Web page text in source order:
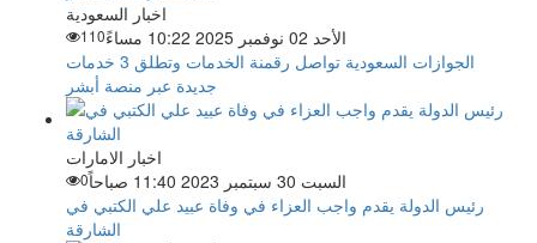
اخبار السعودية
الأحد 02 نوفمبر 2025 10:22 مساءً
110
الجوازات السعودية تواصل رقمنة الخدمات وتطلق 3 خدمات
جديدة عبر منصة أبشر
اخبار الامارات
السبت 30 سبتمبر 2023 11:40 صباحاً
0
رئيس الدولة يقدم واجب العزاء في وفاة عبيد علي الكتبي في
الشارقة